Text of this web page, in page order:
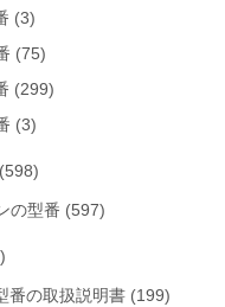
(3)
(75)
(299)
(3)
(598)
の型番 (597)
番の取扱説明書 (199)